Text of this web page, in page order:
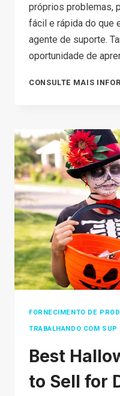
próprios problemas,
fácil e rápida do que
agente de suporte.
oportunidade de
CONSULTE MAIS
FORNECIMENTO DE
TRABALHANDO COM SUP
Best
to Sell for